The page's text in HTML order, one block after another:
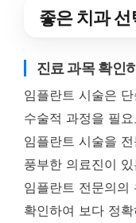
좋은 치과
진료 과목 확인
임플란트 시술은
수술적 과정을 필
임플란트 시술을
풍부한 의료진이
임플란트 전문의의
확인하여 보다 정